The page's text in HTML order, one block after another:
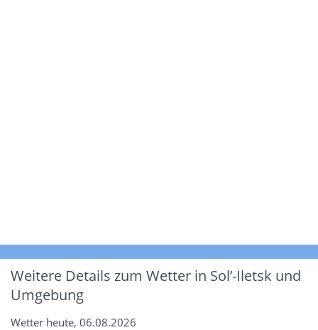
Weitere Details zum Wetter in Sol’-Iletsk und
Umgebung
Wetter heute, 06.08.2026